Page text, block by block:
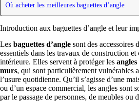
Où acheter les meilleures baguettes d’angle
Introduction aux baguettes d’angle et leur
Les baguettes d’angle sont des accessoires
essentiels dans les travaux de construction et
intérieure. Elles servent à protéger les
murs, qui sont particulièrement vulnérables
l’usure quotidienne. Qu’il s’agisse d’une
ou d’un espace commercial, les angles sont
par le passage de personnes, de meubles ou